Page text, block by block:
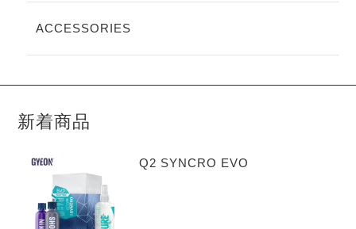
ACCESSORIES
新着商品
Q2 SYNCRO EVO